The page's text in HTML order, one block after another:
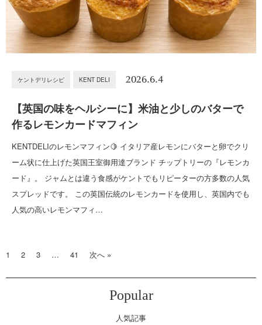
ケントデリレシピ KENT DELI 2026.6.4
【英国の味をヘルシーに】米油と少しのバターで
作るレモンカードマフィン
KENTDELIのレモンマフィン🍋 イタリア産レモンにバターと卵でクリ
ーム状に仕上げた英国王室御用達ブランド チップトリーの『レモンカ
ード』。 ジャムとは違う食感がケントでもリピーターの方多数の人気
スプレッドです。 この英国伝統のレモンカードを使用し、英国内でも
人気の高いレモンマフィ…
1 2 3 … 41 次へ »
Popular
人気記事